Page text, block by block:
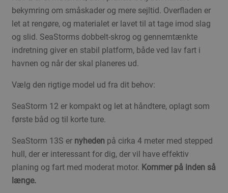
bekymring om småskader og mere sejltid. Overfladen er
let at rengøre, og materialet er lavet til at tage imod slag
og slid. SeaStorms dobbelt-skrog og gennemtænkte
indretning giver en stabil platform, både ved lav fart i
havnen og når der skal planeres ud.
Vælg den rigtige model ud fra dit behov:
SeaStorm 12 er kompakt og let at håndtere, oplagt som
første båd og til korte ture.
SeaStorm 13S er nyheden på cirka 4 meter med stepped
hull, der er interessant for dig, der vil have effektiv
planing og fart med moderat motor. Kommer på inden så
længe.